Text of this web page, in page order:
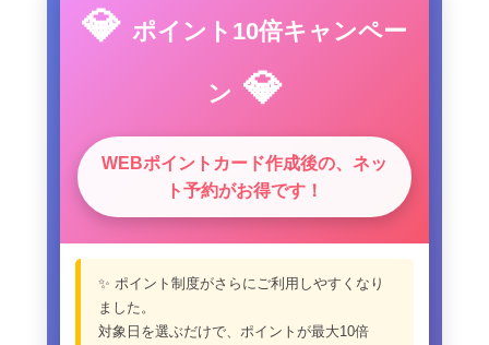
💎 ポイント10倍キャンペー
ン 💎
WEBポイントカード作成後の、ネッ
ト予約がお得です！
✨ ポイント制度がさらにご利用しやすくなり
ました。
対象日を選ぶだけで、ポイントが最大10倍